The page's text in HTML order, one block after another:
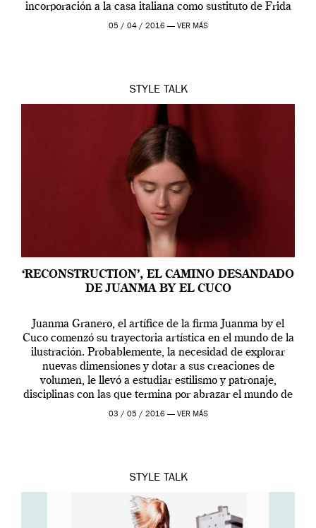
incorporación a la casa italiana como sustituto de Frida
Giannini, […]
05 / 04 / 2016 — VER MÁS
STYLE TALK
‘RECONSTRUCTION’, EL CAMINO DESANDADO
DE JUANMA BY EL CUCO
Juanma Granero, el artífice de la firma Juanma by el
Cuco comenzó su trayectoria artística en el mundo de la
ilustración. Probablemente, la necesidad de explorar
nuevas dimensiones y dotar a sus creaciones de
volumen, le llevó a estudiar estilismo y patronaje,
disciplinas con las que termina por abrazar el mundo de
la moda.
03 / 05 / 2016 — VER MÁS
STYLE TALK